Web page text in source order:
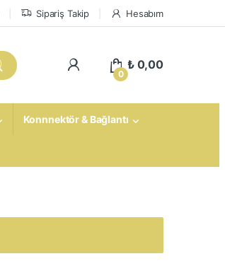
Sipariş Takip Hesabım
My Account
0
₺0,00
Konnnektör & Bağlantı